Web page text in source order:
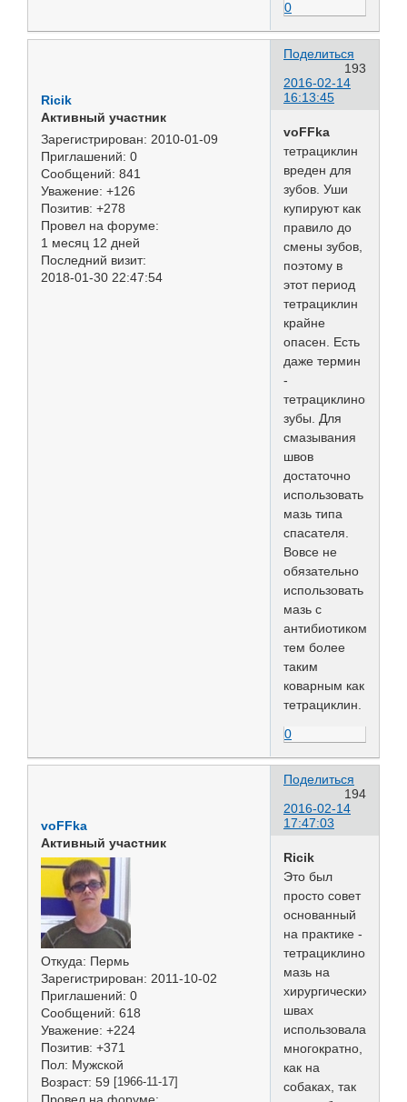
0
Поделиться
193
2016-02-14
16:13:45
Ricik
Активный участник
Зарегистрирован: 2010-01-09
Приглашений: 0
Сообщений: 841
Уважение: +126
Позитив: +278
Провел на форуме:
1 месяц 12 дней
Последний визит:
2018-01-30 22:47:54
voFFka
тетрациклин
вреден для
зубов. Уши
купируют как
правило до
смены зубов,
поэтому в
этот период
тетрациклин
крайне
опасен. Есть
даже термин
-
тетрациклиновые
зубы. Для
смазывания
швов
достаточно
использовать
мазь типа
спасателя.
Вовсе не
обязательно
использовать
мазь с
антибиотиком,
тем более
таким
коварным как
тетрациклин.
0
Поделиться
194
2016-02-14
17:47:03
voFFka
Активный участник
Откуда: Пермь
Зарегистрирован: 2011-10-02
Приглашений: 0
Сообщений: 618
Уважение: +224
Позитив: +371
Пол: Мужской
Возраст: 59 [1966-11-17]
Провел на форуме:
Ricik
Это был
просто совет
основанный
на практике -
тетрациклиновая
мазь на
хирургических
швах
использовалась
многократно,
как на
собаках, так